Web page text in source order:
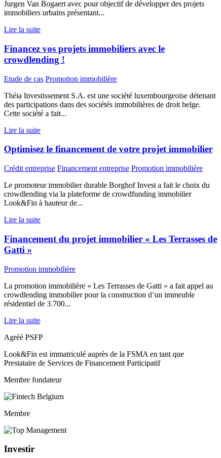
Jurgen Van Bogaert avec pour objectif de développer des projets
immobiliers urbains présentant...
Lire la suite
Financez vos projets immobiliers avec le
crowdlending !
Etude de cas Promotion immobilière
Théia Investissement S.A. est une société luxembourgeoise détenant
des participations dans des sociétés immobilières de droit belge.
Cette société a fait...
Lire la suite
Optimisez le financement de votre projet immobilier
Crédit entreprise Financement entreprise Promotion immobilière
Le promoteur immobilier durable Borghof Invest a fait le choix du
crowdlending via la plateforme de crowdfunding immobilier
Look&Fin à hauteur de...
Lire la suite
Financement du projet immobilier « Les Terrasses de
Gatti »
Promotion immobilière
La promotion immobilière « Les Terrasses de Gatti » a fait appel au
crowdlending immobilier pour la construction d’un immeuble
résidentiel de 3.700...
Lire la suite
Agréé PSFP
Look&Fin est immatriculé auprès de la FSMA en tant que
Prestataire de Services de Financement Participatif
Membre fondateur
Membre
Investir